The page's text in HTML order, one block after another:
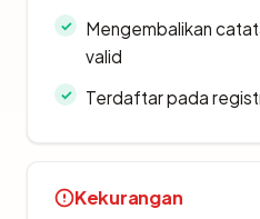
Mengembalikan
valid
Terdaftar pada
Kekurangan